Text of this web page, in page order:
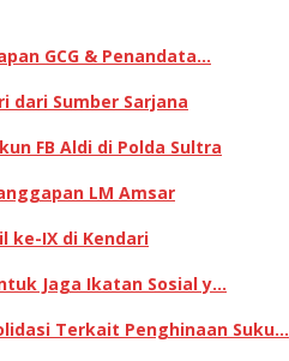
GCG & Penandata…
dari Sumber Sarjana
FB Aldi di Polda Sultra
LM Amsar
ke-IX di Kendari
Jaga Ikatan Sosial y…
Terkait Penghinaan Suku…